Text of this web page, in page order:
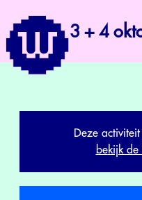
3 + 4
Deze
bekijk